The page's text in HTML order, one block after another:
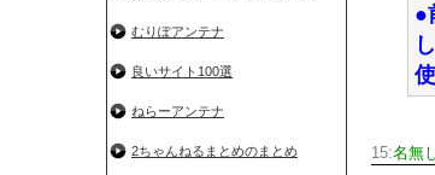
●
し
15:名無
むりぽアンテナ
良いサイト100選
ねらーアンテナ
2ちゃんねるまとめのまとめ